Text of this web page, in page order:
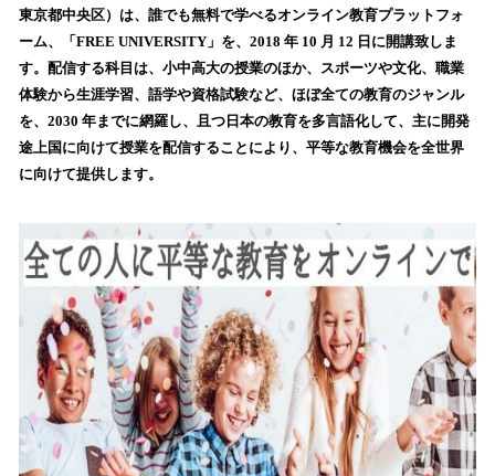
数
を
読
込
み
中
で
東京都中央区）は、誰でも無料で学べるオンライン教育プラットフォ
ーム、「FREE UNIVERSITY」を、2018 年 10 月 12 日に開講致しま
す。配信する科目は、小中高大の授業のほか、スポーツや文化、職業
体験から生涯学習、語学や資格試験など、ほぼ全ての教育のジャンル
を、2030 年までに網羅し、且つ日本の教育を多言語化して、主に開発
途上国に向けて授業を配信することにより、平等な教育機会を全世界
に向けて提供します。